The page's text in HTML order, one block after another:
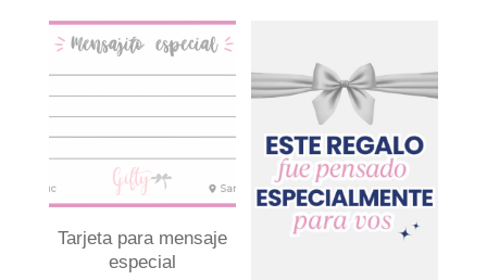
Tarjeta para mensaje
especial